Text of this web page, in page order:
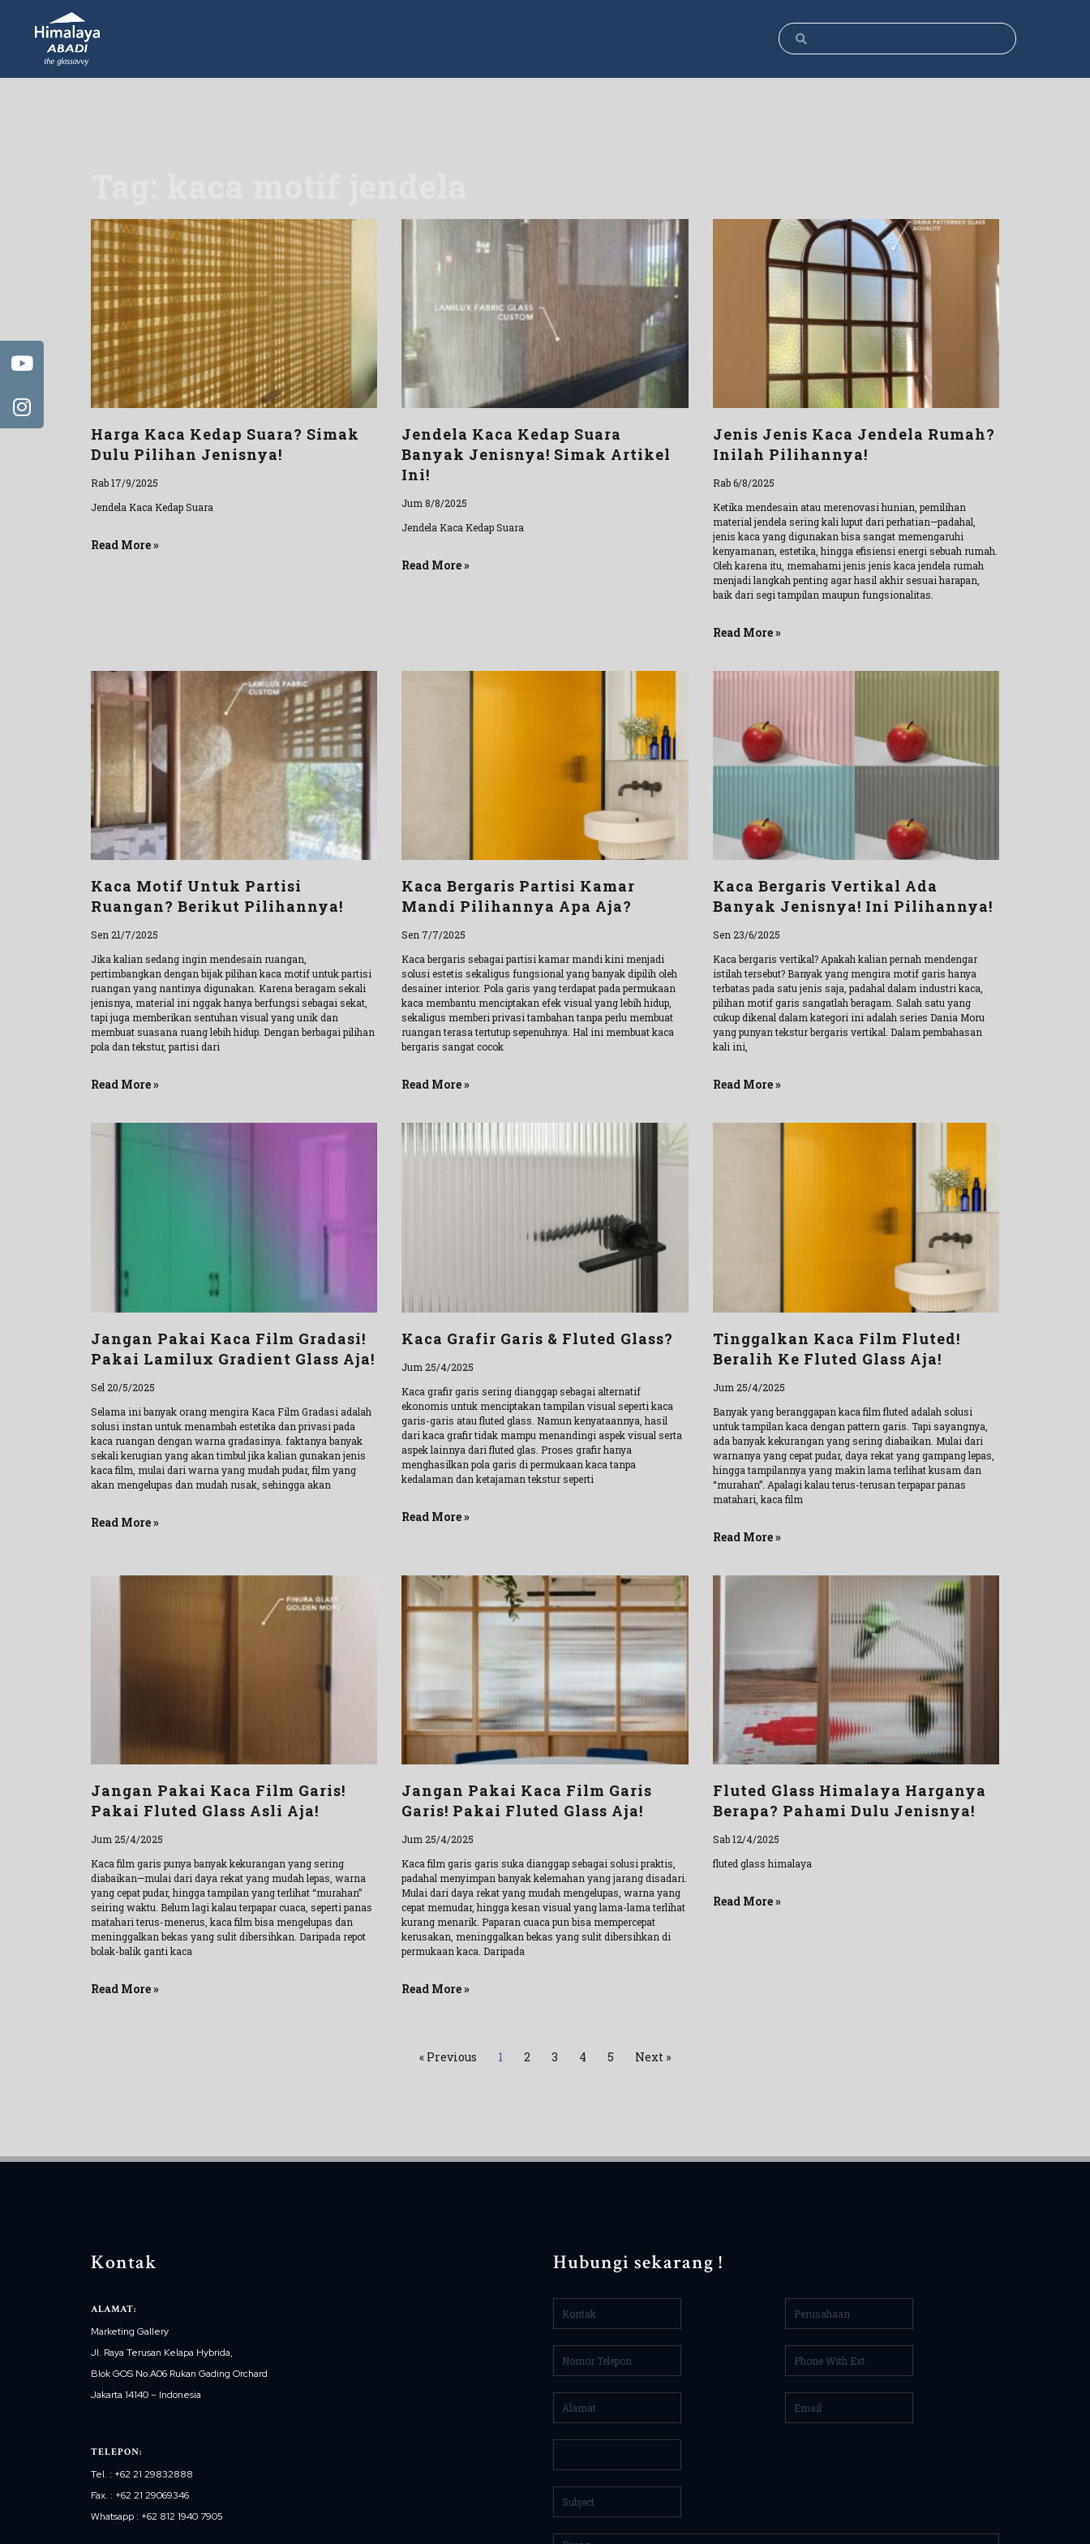
Harga Kaca Kedap Suara? Simak
Dulu Pilihan Jenisnya!
Rab 17/9/2025
Jendela Kaca Kedap Suara
Read More »
Jendela Kaca Kedap Suara
Banyak Jenisnya! Simak Artikel
Ini!
Jum 8/8/2025
Jendela Kaca Kedap Suara
Read More »
Jenis Jenis Kaca Jendela Rumah?
Inilah Pilihannya!
Rab 6/8/2025
Ketika mendesain atau merenovasi hunian, pemilihan
material jendela sering kali luput dari perhatian—padahal,
jenis kaca yang digunakan bisa sangat memengaruhi
kenyamanan, estetika, hingga efisiensi energi sebuah rumah.
Oleh karena itu, memahami jenis jenis kaca jendela rumah
menjadi langkah penting agar hasil akhir sesuai harapan,
baik dari segi tampilan maupun fungsionalitas.
Read More »
Kaca Motif Untuk Partisi
Ruangan? Berikut Pilihannya!
Sen 21/7/2025
Jika kalian sedang ingin mendesain ruangan,
pertimbangkan dengan bijak pilihan kaca motif untuk partisi
ruangan yang nantinya digunakan. Karena beragam sekali
jenisnya, material ini nggak hanya berfungsi sebagai sekat,
tapi juga memberikan sentuhan visual yang unik dan
membuat suasana ruang lebih hidup. Dengan berbagai pilihan
pola dan tekstur, partisi dari
Read More »
Kaca Bergaris Partisi Kamar
Mandi Pilihannya Apa Aja?
Sen 7/7/2025
Kaca bergaris sebagai partisi kamar mandi kini menjadi
solusi estetis sekaligus fungsional yang banyak dipilih oleh
desainer interior. Pola garis yang terdapat pada permukaan
kaca membantu menciptakan efek visual yang lebih hidup,
sekaligus memberi privasi tambahan tanpa perlu membuat
ruangan terasa tertutup sepenuhnya. Hal ini membuat kaca
bergaris sangat cocok
Read More »
Kaca Bergaris Vertikal Ada
Banyak Jenisnya! Ini Pilihannya!
Sen 23/6/2025
Kaca bergaris vertikal? Apakah kalian pernah mendengar
istilah tersebut? Banyak yang mengira motif garis hanya
terbatas pada satu jenis saja, padahal dalam industri kaca,
pilihan motif garis sangatlah beragam. Salah satu yang
cukup dikenal dalam kategori ini adalah series Dania Moru
yang punyan tekstur bergaris vertikal. Dalam pembahasan
kali ini,
Read More »
Jangan Pakai Kaca Film Gradasi!
Pakai Lamilux Gradient Glass Aja!
Sel 20/5/2025
Selama ini banyak orang mengira Kaca Film Gradasi adalah
solusi instan untuk menambah estetika dan privasi pada
kaca ruangan dengan warna gradasinya. faktanya banyak
sekali kerugian yang akan timbul jika kalian gunakan jenis
kaca film, mulai dari warna yang mudah pudar, film yang
akan mengelupas dan mudah rusak, sehingga akan
Read More »
Kaca Grafir Garis & Fluted Glass?
Jum 25/4/2025
Kaca grafir garis sering dianggap sebagai alternatif
ekonomis untuk menciptakan tampilan visual seperti kaca
garis-garis atau fluted glass. Namun kenyataannya, hasil
dari kaca grafir tidak mampu menandingi aspek visual serta
aspek lainnya dari fluted glas. Proses grafir hanya
menghasilkan pola garis di permukaan kaca tanpa
kedalaman dan ketajaman tekstur seperti
Read More »
Tinggalkan Kaca Film Fluted!
Beralih Ke Fluted Glass Aja!
Jum 25/4/2025
Banyak yang beranggapan kaca film fluted adalah solusi
untuk tampilan kaca dengan pattern garis. Tapi sayangnya,
ada banyak kekurangan yang sering diabaikan. Mulai dari
warnanya yang cepat pudar, daya rekat yang gampang lepas,
hingga tampilannya yang makin lama terlihat kusam dan
“murahan”. Apalagi kalau terus-terusan terpapar panas
matahari, kaca film
Read More »
Jangan Pakai Kaca Film Garis!
Pakai Fluted Glass Asli Aja!
Jum 25/4/2025
Kaca film garis punya banyak kekurangan yang sering
diabaikan—mulai dari daya rekat yang mudah lepas, warna
yang cepat pudar, hingga tampilan yang terlihat “murahan”
seiring waktu. Belum lagi kalau terpapar cuaca, seperti panas
matahari terus-menerus, kaca film bisa mengelupas dan
meninggalkan bekas yang sulit dibersihkan. Daripada repot
bolak-balik ganti kaca
Read More »
Jangan Pakai Kaca Film Garis
Garis! Pakai Fluted Glass Aja!
Jum 25/4/2025
Kaca film garis garis suka dianggap sebagai solusi praktis,
padahal menyimpan banyak kelemahan yang jarang disadari.
Mulai dari daya rekat yang mudah mengelupas, warna yang
cepat memudar, hingga kesan visual yang lama-lama terlihat
kurang menarik. Paparan cuaca pun bisa mempercepat
kerusakan, meninggalkan bekas yang sulit dibersihkan di
permukaan kaca. Daripada
Read More »
Fluted Glass Himalaya Harganya
Berapa? Pahami Dulu Jenisnya!
Sab 12/4/2025
fluted glass himalaya
Read More »
« Previous 1 2 3 4 5 Next »
Kontak
ALAMAT:
Marketing Gallery
Jl. Raya Terusan Kelapa Hybrida,
Blok GOS No.A06 Rukan Gading Orchard
Jakarta 14140 – Indonesia
TELEPON:
Tel. : +62 21 29832888
Fax. : +62 21 29069346
Whatsapp : +62 812 1940 7905
Hubungi sekarang !